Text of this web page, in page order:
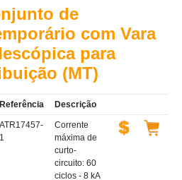
de
com Vara
para
(MT)
Referência Descrição
ATR17457-
1
Corrente
máxima de
curto-
circuito: 60
ciclos - 8 kA